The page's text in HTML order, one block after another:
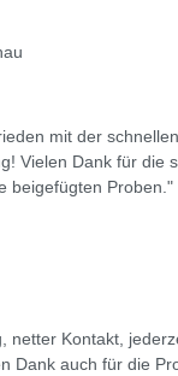
mit der
Vielen Dank für die
beigefügten Proben."
netter Kontakt,
Dank auch für die